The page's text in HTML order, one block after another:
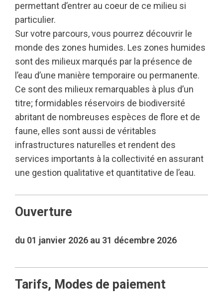
permettant d’entrer au coeur de ce milieu si
particulier.
Sur votre parcours, vous pourrez découvrir le
monde des zones humides. Les zones humides
sont des milieux marqués par la présence de
l’eau d’une manière temporaire ou permanente.
Ce sont des milieux remarquables à plus d’un
titre; formidables réservoirs de biodiversité
abritant de nombreuses espèces de flore et de
faune, elles sont aussi de véritables
infrastructures naturelles et rendent des
services importants à la collectivité en assurant
une gestion qualitative et quantitative de l’eau.
Ouverture
du 01 janvier 2026 au 31 décembre 2026
Tarifs, Modes de paiement